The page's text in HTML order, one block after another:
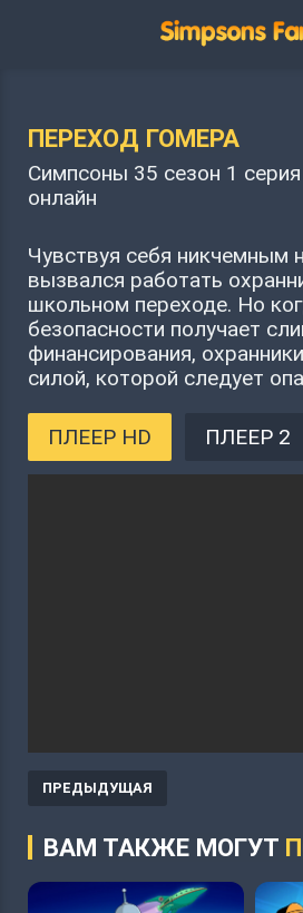
ПЕРЕХОД ГОМЕРА
Симпсоны 35 сезон 1
онлайн
Чувствуя себя никчемным
вызвался работать
школьном переходе. Но
безопасности получает
финансирования,
силой, которой следует
ПЛЕЕР HD ПЛЕЕР 2
ПРЕДЫДУЩАЯ
ВАМ ТАКЖЕ МОГУТ